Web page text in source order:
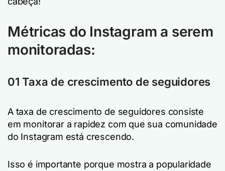
Métricas do Instagram a serem
monitoradas:
01 Taxa de crescimento de seguidores
A taxa de crescimento de seguidores consiste
em monitorar a rapidez com que sua comunidade
do Instagram está crescendo.
Isso é importante porque mostra a popularidade